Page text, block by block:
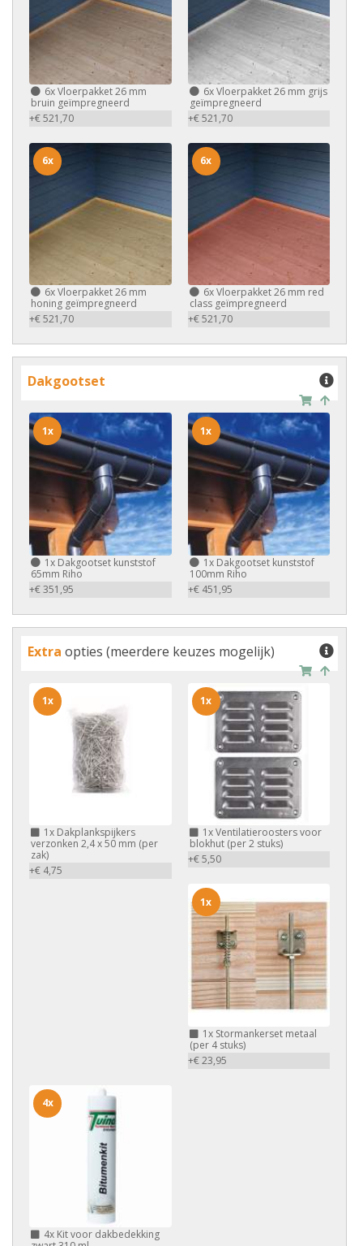
6xVloerpakket 26 mm
bruin geïmpregneerd
+€ 521,70
6xVloerpakket 26 mm grijs
geïmpregneerd
+€ 521,70
6xVloerpakket 26 mm
honing geïmpregneerd
+€ 521,70
6x
6xVloerpakket 26 mm red
class geïmpregneerd
+€ 521,70
6x
Dakgootset
1x Dakgootset kunststof
65mm Riho
+€ 351,95
1x
1xDakgootset kunststof
100mm Riho
+€ 451,95
1x
Extra opties (meerdere keuzes mogelijk)
1x Dakplankspijkers
verzonken 2,4 x 50 mm (per
zak)
+€ 4,75
1x
1xVentilatieroosters voor
blokhut (per 2 stuks)
+€ 5,50
1x
1xStormankerset metaal
(per 4 stuks)
+€ 23,95
1x
4x Kit voor dakbedekking
4x